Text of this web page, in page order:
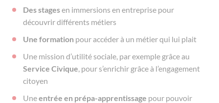
Des stagesen immersions en entreprise pour
découvrir différents métiers
Une formation pour accéder à un métier qui lui plait
Une mission d’utilité sociale, par exemple grâce au
Service Civique, pour s’enrichir grâce à l’engagement
citoyen
Uneentrée en prépa-apprentissage pour pouvoir